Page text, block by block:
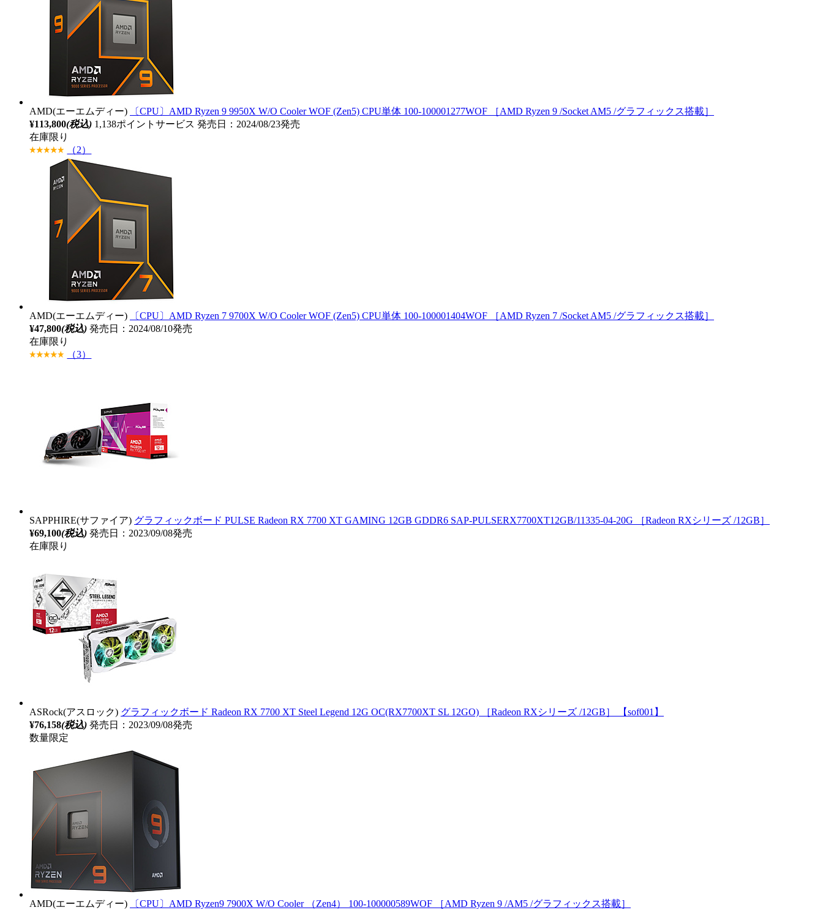
AMD(エーエムディー)
〔CPU〕AMD Ryzen 9 9950X W/O Cooler WOF (Zen5) CPU単体 100-100001277WOF ［AMD Ryzen 9 /Socket AM5 /グラフィックス搭載］
¥113,800(税込) 1,138ポイントサービス 発売日：2024/08/23発売
在庫限り
（2）
AMD(エーエムディー)
〔CPU〕AMD Ryzen 7 9700X W/O Cooler WOF (Zen5) CPU単体 100-100001404WOF ［AMD Ryzen 7 /Socket AM5 /グラフィックス搭載］
¥47,800(税込) 発売日：2024/08/10発売
在庫限り
（3）
SAPPHIRE(サファイア) グラフィックボード PULSE Radeon RX 7700 XT GAMING 12GB GDDR6 SAP-PULSERX7700XT12GB/11335-04-20G ［Radeon RXシリーズ /12GB］
¥69,100(税込) 発売日：2023/09/08発売
在庫限り
ASRock(アスロック) グラフィックボード Radeon RX 7700 XT Steel Legend 12G OC(RX7700XT SL 12GO) ［Radeon RXシリーズ /12GB］ 【sof001】
¥76,158(税込) 発売日：2023/09/08発売
数量限定
AMD(エーエムディー)
〔CPU〕AMD Ryzen9 7900X W/O Cooler （Zen4） 100-100000589WOF ［AMD Ryzen 9 /AM5 /グラフィックス搭載］